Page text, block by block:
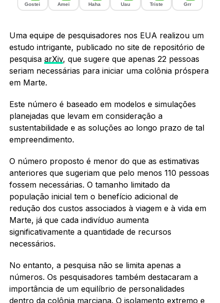
Gostei Amei Haha Uau Triste Grr
Uma equipe de pesquisadores nos EUA realizou um
estudo intrigante, publicado no site de repositório de
pesquisa arXiv, que sugere que apenas 22 pessoas
seriam necessárias para iniciar uma colônia próspera
em Marte.
Este número é baseado em modelos e simulações
planejadas que levam em consideração a
sustentabilidade e as soluções ao longo prazo de tal
empreendimento.
O número proposto é menor do que as estimativas
anteriores que sugeriam que pelo menos 110 pessoas
fossem necessárias. O tamanho limitado da
população inicial tem o benefício adicional de
redução dos custos associados à viagem e à vida em
Marte, já que cada indivíduo aumenta
significativamente a quantidade de recursos
necessários.
No entanto, a pesquisa não se limita apenas a
números. Os pesquisadores também destacaram a
importância de um equilíbrio de personalidades
dentro da colônia marciana. O isolamento extremo e